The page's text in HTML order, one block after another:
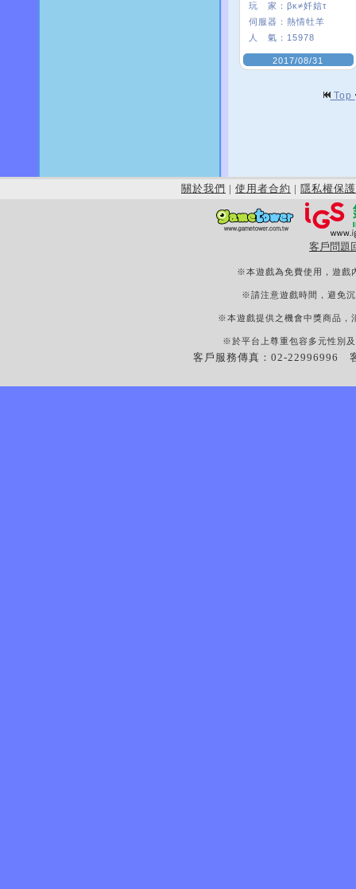
玩 家： βκ≠奷娮τ
伺服器： 熱情牡羊
人 氣： 15978
2017/08/31
Top
關於我們 | 使用者合約 | 隱私權保護
客戶問題
※本遊戲為免費使用，遊戲
※請注意遊戲時間，避免
※本遊戲提供之機會中獎商品，
※於平台上尊重包容多元性別
客戶服務傳真：02-22996996